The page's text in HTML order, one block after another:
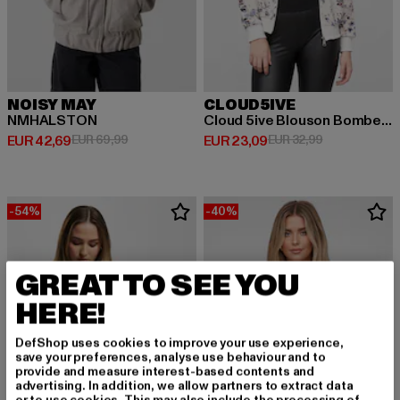
NOISY MAY
NMHALSTON
EUR 42,69
Derzeitiger Preis: EUR 42,69
EUR 69,99Aktionspreis: EUR 69,99
CLOUD5IVE
Cloud 5ive Blouson Bomber Jacket
EUR 23,09
Derzeitiger Preis: EUR 23,09
EUR 32,99Aktionspreis:
-54% -40%
GREAT TO SEE YOU
HERE!
DefShop uses cookies to improve your use experience,
save your preferences, analyse use behaviour and to
provide and measure interest-based contents and
advertising. In addition, we allow partners to extract data